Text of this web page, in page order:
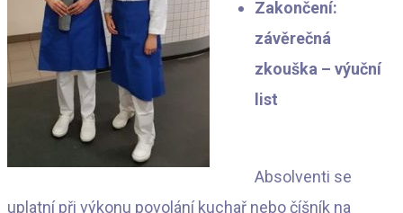
Zakončení:
závěrečná
zkouška – výuční
list
Absolventi se
uplatní při výkonu povolání kuchař nebo číšník na